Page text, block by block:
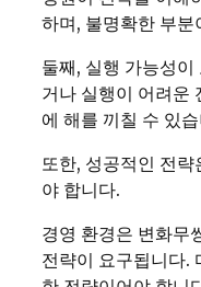
하며, 불명확한 부분
둘째, 실행 가능성
거나 실행이 어려운
에 해를 끼칠 수 있
또한, 성공적인 전
야 합니다.
경영 환경은 변화무
전략이 요구됩니다.